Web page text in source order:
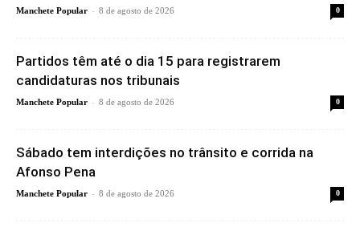
Manchete Popular - 8 de agosto de 2026 0
Partidos têm até o dia 15 para registrarem
candidaturas nos tribunais
Manchete Popular - 8 de agosto de 2026 0
Sábado tem interdições no trânsito e corrida na
Afonso Pena
Manchete Popular - 8 de agosto de 2026 0